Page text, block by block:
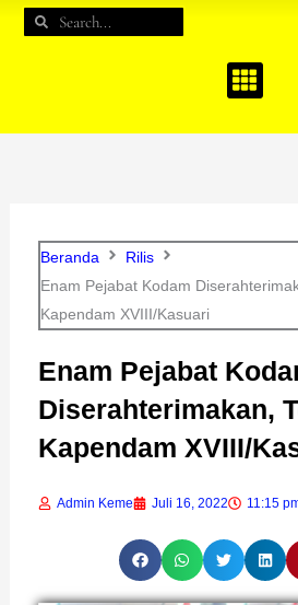
e
t
Search
Search
Beranda
Rilis
Enam Pejabat Kodam
Kapendam XVIII/Kasuari
Enam Pejabat
Diserahterimakan,
Kapendam XVIII/
Admin Keme Juli 16, 2022 11:15